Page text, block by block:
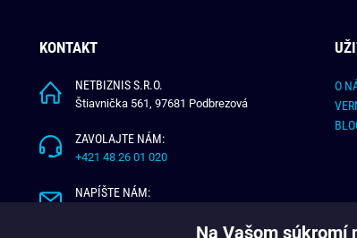
KONTAKT
NETBIZNIS S.R.O.
Štiavnička 561, 97681 Podbrezová
ZAVOLAJTE NÁM:
+421 48 26 01 020
NAPÍŠTE NÁM:
O
Na Vašom súkromí